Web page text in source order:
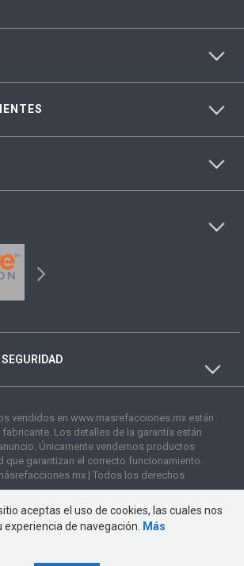
vendidos en www.masrefacciones.mx están
Los detalles de la garantía están
Únicamente vendemos productos
que garantizan el correcto funcionamiento.
| Todos los derechos
aceptas el uso de cookies, las cuales nos
de navegación.
Más